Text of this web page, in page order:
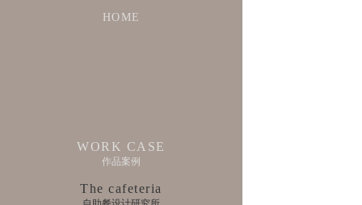
HOME
WORK CASE
作品案例
The cafeteria